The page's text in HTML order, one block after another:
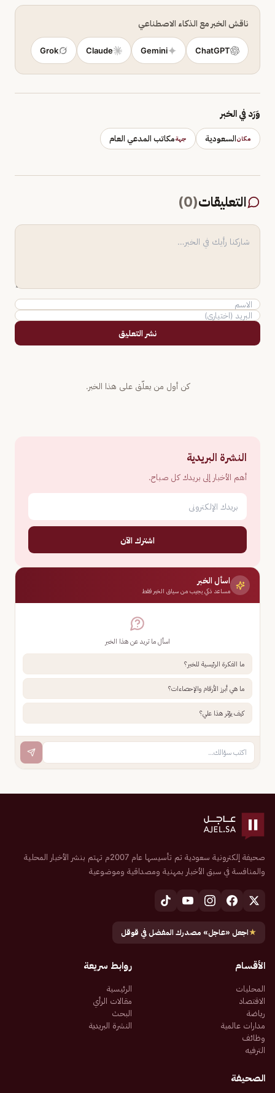
ناقش الخبر مع الذكاء الاصطناعي
ChatGPT
Gemini
Claude
Grok
وَرَد في الخبر
مكانالسعودية جهةمكاتب المدعي العام
التعليقات(
0
)
نشر التعليق
كن أول من يعلّق على هذا الخبر.
النشرة البريدية
أهم الأخبار إلى بريدك كل صباح.
اشترك الآن
اسأل الخبر
مساعد ذكي يجيب من سياق الخبر فقط
اسأل ما تريد عن هذا الخبر
ما الفكرة الرئيسية للخبر؟
ما هي أبرز الأرقام والإحصاءات؟
كيف يؤثر هذا علي؟
صحيفة إلكترونية سعودية تم تأسيسها عام 2007م تهتم بنشر الأخبار المحلية
والمنافسة في سبق الأخبار بمهنية ومصداقية وموضوعية
★اجعل «عاجل» مصدرك المفضل في قوقل
الأقسام
المحليات
الاقتصاد
رياضة
مدارات عالمية
وظائف
الترفيه
روابط سريعة
الرئيسية
مقالات الرأي
البحث
النشرة البريدية
الصحيفة